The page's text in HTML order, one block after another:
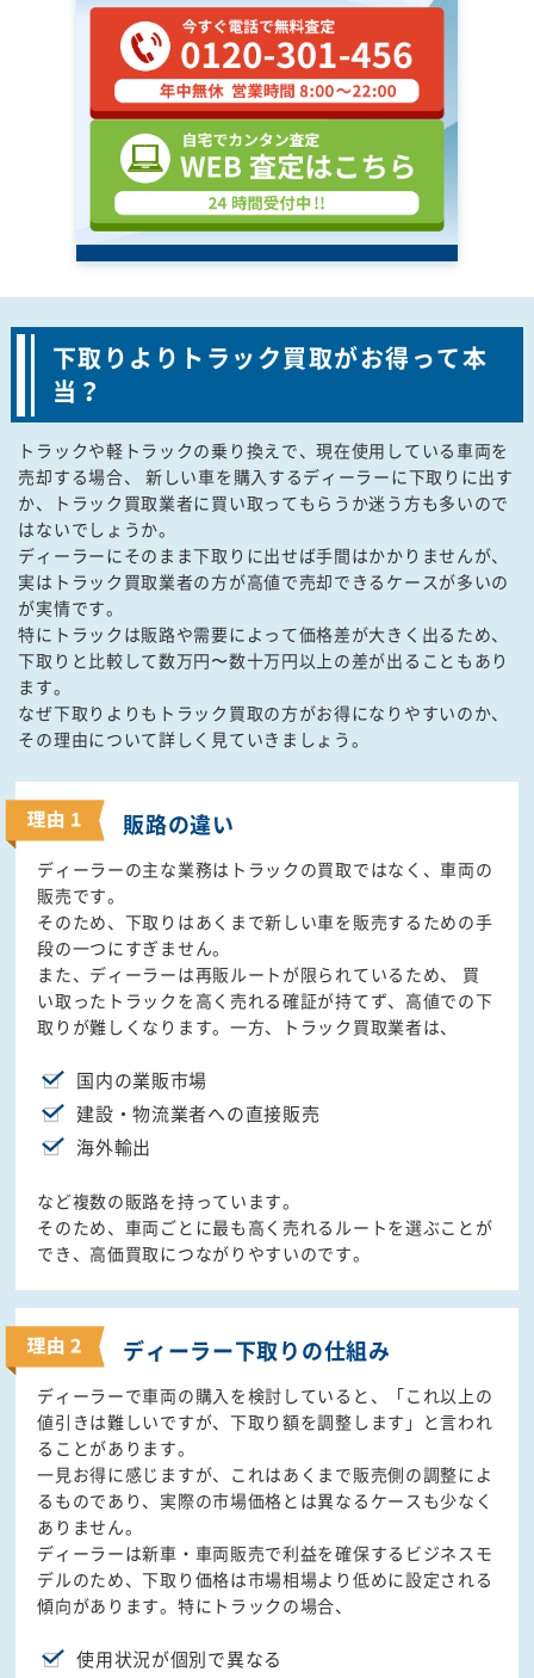
下取りよりトラック買取がお得って本
当？
トラックや軽トラックの乗り換えで、現在使用している車両を
売却する場合、 新しい車を購入するディーラーに下取りに出す
か、トラック買取業者に買い取ってもらうか迷う方も多いので
はないでしょうか。
ディーラーにそのまま下取りに出せば手間はかかりませんが、
実はトラック買取業者の方が高値で売却できるケースが多いの
が実情です。
特にトラックは販路や需要によって価格差が大きく出るため、
下取りと比較して数万円〜数十万円以上の差が出ることもあり
ます。
なぜ下取りよりもトラック買取の方がお得になりやすいのか、
その理由について詳しく見ていきましょう。
販路の違い
ディーラーの主な業務はトラックの買取ではなく、車両の
販売です。
そのため、下取りはあくまで新しい車を販売するための手
段の一つにすぎません。
また、ディーラーは再販ルートが限られているため、 買
い取ったトラックを高く売れる確証が持てず、高値での下
取りが難しくなります。一方、トラック買取業者は、
国内の業販市場
建設・物流業者への直接販売
海外輸出
など複数の販路を持っています。
そのため、車両ごとに最も高く売れるルートを選ぶことが
でき、高価買取につながりやすいのです。
ディーラー下取りの仕組み
ディーラーで車両の購入を検討していると、「これ以上の
値引きは難しいですが、下取り額を調整します」と言われ
ることがあります。
一見お得に感じますが、これはあくまで販売側の調整によ
るものであり、実際の市場価格とは異なるケースも少なく
ありません。
ディーラーは新車・車両販売で利益を確保するビジネスモ
デルのため、下取り価格は市場相場より低めに設定される
傾向があります。特にトラックの場合、
使用状況が個別で異なる